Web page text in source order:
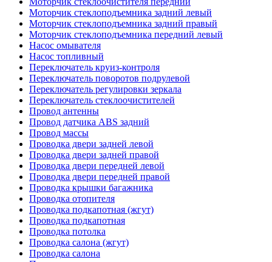
Моторчик стеклоподъемника задний левый
Моторчик стеклоподъемника задний правый
Моторчик стеклоподъемника передний левый
Насос омывателя
Насос топливный
Переключатель круиз-контроля
Переключатель поворотов подрулевой
Переключатель регулировки зеркала
Переключатель стеклоочистителей
Провод антенны
Провод датчика ABS задний
Провод массы
Проводка двери задней левой
Проводка двери задней правой
Проводка двери передней левой
Проводка двери передней правой
Проводка крышки багажника
Проводка отопителя
Проводка подкапотная (жгут)
Проводка подкапотная
Проводка потолка
Проводка салона (жгут)
Проводка салона